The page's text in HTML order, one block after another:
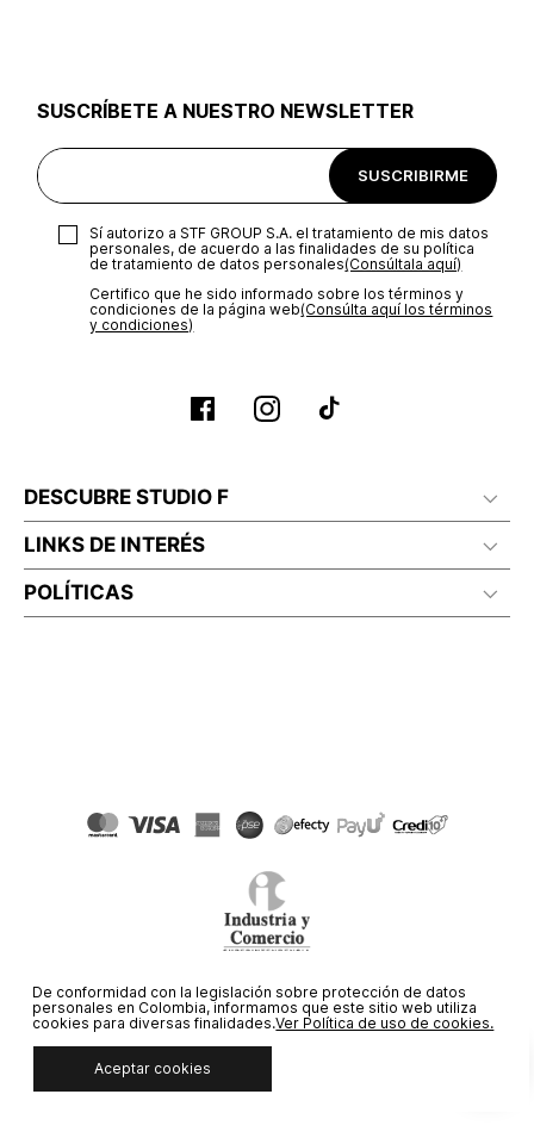
SUSCRÍBETE A NUESTRO NEWSLETTER
SUSCRIBIRME
Sí autorizo a STF GROUP S.A. el tratamiento de mis datos
personales, de acuerdo a las finalidades de su política
de tratamiento de datos personales‎(Consúltala aquí)
Certifico que he sido informado sobre los términos y
condiciones de la página web‎(Consúlta aquí los términos
y condiciones)
DESCUBRE STUDIO F
LINKS DE INTERÉS
POLÍTICAS
© COPYRIGHT 2020 STF GROUP S.A. TODOS LOS DERECHOS
RESERVADOS.
De conformidad con la legislación sobre protección de datos
personales en Colombia, informamos que este sitio web utiliza
cookies para diversas finalidades.Ver Política de uso de cookies.
Aceptar cookies